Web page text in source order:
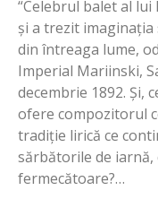
“Celebrul balet al lui
și a trezit
din întreaga lume,
Imperial Mariinski,
decembrie 1892. Și,
ofere compozitorul
tradiție lirică ce
sărbătorile de
fermecătoare?…